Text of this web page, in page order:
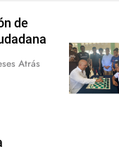
de
Atrás